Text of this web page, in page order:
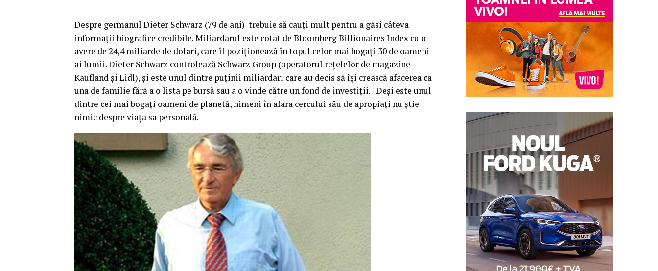
Despre germanul Dieter Schwarz (79 de ani) trebuie să cauţi mult pentru a găsi câteva
informaţii biografice credibile. Miliardarul este cotat de Bloomberg Billionaires Index cu o
avere de 24,4 miliarde de dolari, care îl poziţionează în topul celor mai bogaţi 30 de oameni
ai lumii. Dieter Schwarz controlează Schwarz Group (operatorul reţelelor de magazine
Kaufland şi Lidl), şi este unul dintre puţinii miliardari care au decis să îşi crească afacerea ca
una de familie fără a o lista pe bursă sau a o vinde către un fond de investiţii. Deşi este unul
dintre cei mai bogaţi oameni de planetă, nimeni în afara cercului său de apropiaţi nu ştie
nimic despre viaţa sa personală.